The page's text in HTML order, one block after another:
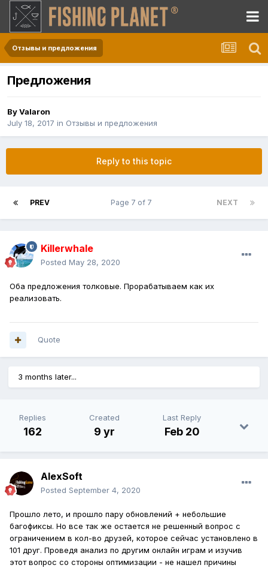
Отзывы и предложения
Предложения
ByValaron
July 18, 2017 in Отзывы и предложения
Reply to this topic
PREV NEXT
Page 7 of 7
Killerwhale
Posted May 28, 2020
Оба предложения толковые. Прорабатываем как их
реализовать.
Quote
3 months later...
Replies
162
Created
9 yr
Last Reply
Feb 20
AlexSoft
Posted September 4, 2020
Прошло лето, и прошло пару обновлений + небольшие
багофиксы. Но все так же остается не решенный вопрос с
ограничением в кол-во друзей, которое сейчас установлено в
101 друг. Проведя анализ по другим онлайн играм и изучив
этот вопрос со стороны оптимизации - не нашел причины